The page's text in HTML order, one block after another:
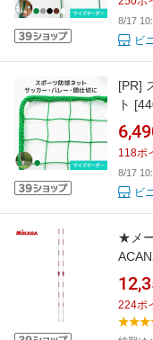
スポ
ット
8/17
ビ
[PR]
ト
30〜
間仕
ー フ
118ポ
8/17
ビ
★メ
[ホワ
組/ア
224ポ